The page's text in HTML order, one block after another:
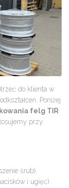
do klienta w
Poniżej
felg TIR
przy
śrub).
i ugięć).